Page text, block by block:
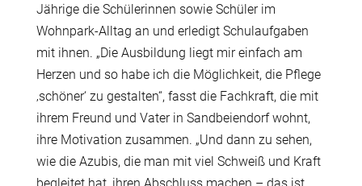
Jährige die Schülerinnen sowie Schüler im
Wohnpark-Alltag an und erledigt Schulaufgaben
mit ihnen. „Die Ausbildung liegt mir einfach am
Herzen und so habe ich die Möglichkeit, die Pflege
‚schöner‘ zu gestalten“, fasst die Fachkraft, die mit
ihrem Freund und Vater in Sandbeiendorf wohnt,
ihre Motivation zusammen. „Und dann zu sehen,
wie die Azubis, die man mit viel Schweiß und Kraft